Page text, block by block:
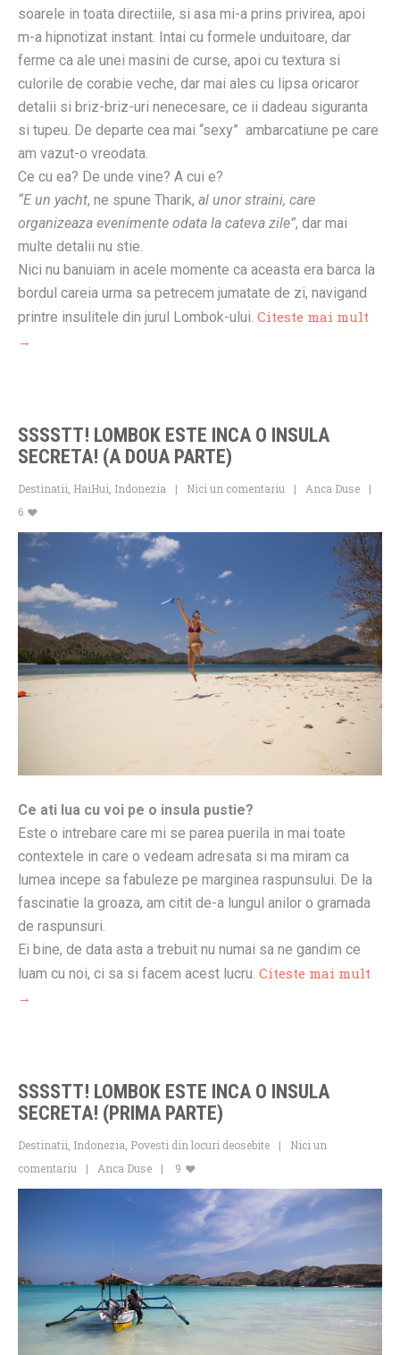
soarele in toata directiile, si asa mi-a prins privirea, apoi
m-a hipnotizat instant. Intai cu formele unduitoare, dar
ferme ca ale unei masini de curse, apoi cu textura si
culorile de corabie veche, dar mai ales cu lipsa oricaror
detalii si briz-briz-uri nenecesare, ce ii dadeau siguranta
si tupeu. De departe cea mai “sexy” ambarcatiune pe care
am vazut-o vreodata.
Ce cu ea? De unde vine? A cui e?
“E un yacht, ne spune Tharik, al unor straini, care
organizeaza evenimente odata la cateva zile”, dar mai
multe detalii nu stie.
Nici nu banuiam in acele momente ca aceasta era barca la
bordul careia urma sa petrecem jumatate de zi, navigand
printre insulitele din jurul Lombok-ului. Citeste mai mult
→
SSSSTT! LOMBOK ESTE INCA O INSULA
SECRETA! (A DOUA PARTE)
Destinatii, HaiHui, Indonezia Nici un comentariu
Anca Duse
6
Ce ati lua cu voi pe o insula pustie?
Este o intrebare care mi se parea puerila in mai toate
contextele in care o vedeam adresata si ma miram ca
lumea incepe sa fabuleze pe marginea raspunsului. De la
fascinatie la groaza, am citit de-a lungul anilor o gramada
de raspunsuri.
Ei bine, de data asta a trebuit nu numai sa ne gandim ce
luam cu noi, ci sa si facem acest lucru. Citeste mai mult
→
SSSSTT! LOMBOK ESTE INCA O INSULA
SECRETA! (PRIMA PARTE)
Destinatii Indonezia Povesti din locuri deosebite
Nici un
comentariu
Anca Duse 9